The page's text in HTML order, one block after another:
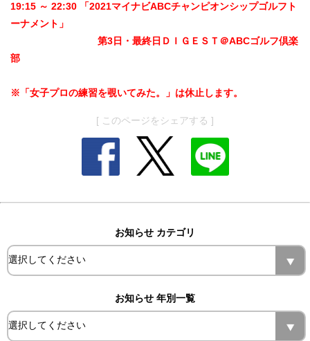
19:15 ～ 22:30 「2021マイナビABCチャンピオンシップゴルフト
ーナメント」
第3日・最終日ＤＩＧＥＳＴ＠ABCゴルフ倶楽
部
※「女子プロの練習を覗いてみた。」は休止します。
[ このページをシェアする ]
お知らせ カテゴリ
お知らせ 年別一覧